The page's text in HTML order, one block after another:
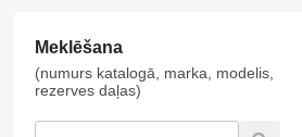
Meklēšana
(numurs katalogā, marka, modelis,
rezerves daļas)